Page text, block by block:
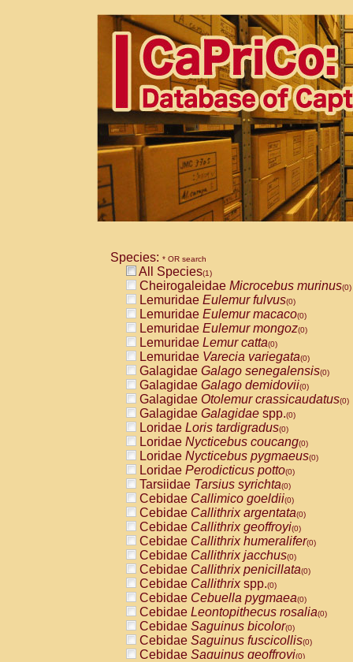
Species: * OR search
All Species(1)
Cheirogaleidae Microcebus murinus(0)
Lemuridae Eulemur fulvus(0)
Lemuridae Eulemur macaco(0)
Lemuridae Eulemur mongoz(0)
Lemuridae Lemur catta(0)
Lemuridae Varecia variegata(0)
Galagidae Galago senegalensis(0)
Galagidae Galago demidovii(0)
Galagidae Otolemur crassicaudatus(0)
Galagidae Galagidae spp.(0)
Loridae Loris tardigradus(0)
Loridae Nycticebus coucang(0)
Loridae Nycticebus pygmaeus(0)
Loridae Perodicticus potto(0)
Tarsiidae Tarsius syrichta(0)
Cebidae Callimico goeldii(0)
Cebidae Callithrix argentata(0)
Cebidae Callithrix geoffroyi(0)
Cebidae Callithrix humeralifer(0)
Cebidae Callithrix jacchus(0)
Cebidae Callithrix penicillata(0)
Cebidae Callithrixspp.(0)
Cebidae Cebuella pygmaea(0)
Cebidae Leontopithecus rosalia(0)
Cebidae Saguinus bicolor(0)
Cebidae Saguinus fuscicollis(0)
Cebidae Saguinus geoffroyi(0)